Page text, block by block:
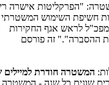
אישרה ריגול
השימוש המשטרתי
לראש אגף החקירות
זה פורסם
חודרת למיילים של
כל שנה - המשטרה